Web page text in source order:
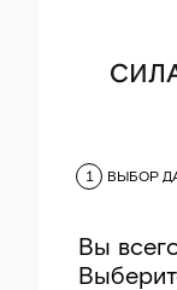
1 ВЫБОР
Вы